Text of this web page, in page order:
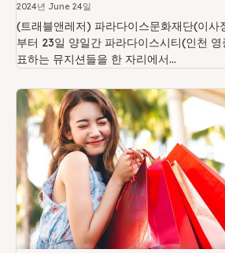
2024년 June 24일
(트래블앤레저) 파라다이스문화재단(이사
부터 23일 양일간 파라다이스시티(인천
표하는 뮤지션들을 한 자리에서...